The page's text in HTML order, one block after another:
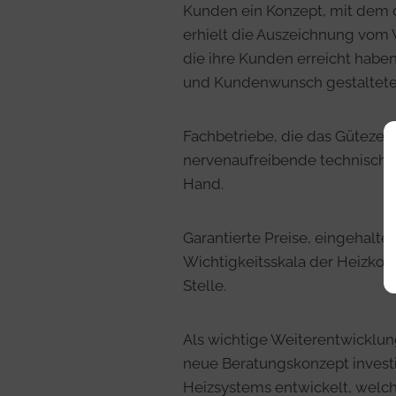
Kunden ein Konzept, mit dem
erhielt die Auszeichnung vom
die ihre Kunden erreicht
und Kundenwunsch
Fachbetriebe, die das
nervenaufreibende
Hand.
Garantierte Preise,
Wichtigkeitsskala der
Stelle.
Als wichtige
neue Beratungskonzept
Heizsystems entwickelt,